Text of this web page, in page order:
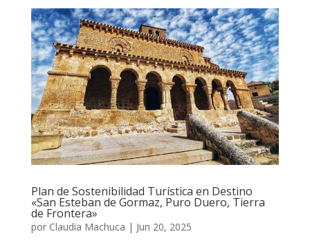
Plan de Sostenibilidad Turística en Destino
«San Esteban de Gormaz, Puro Duero, Tierra
de Frontera»
por Claudia Machuca | Jun 20, 2025